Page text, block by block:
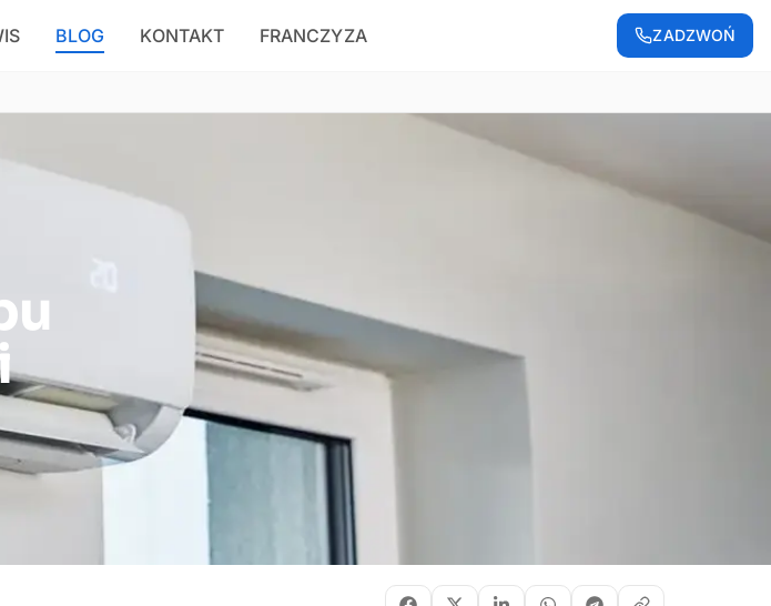
BLOG KONTAKT FRANCZYZA ZADZWOŃ